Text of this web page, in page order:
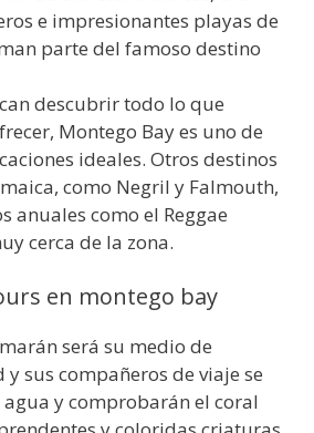
e impresionantes playas de
parte del famoso destino
descubrir todo lo que
Montego Bay es uno de
ideales. Otros destinos
como Negril y Falmouth,
anuales como el Reggae
cerca de la zona.
en montego bay
será su medio de
sus compañeros de viaje se
y comprobarán el coral